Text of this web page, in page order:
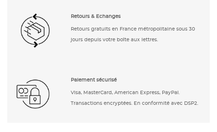
Retours & Echanges
Retours gratuits en France métropolitaine sous 30
jours depuis votre boîte aux lettres.
Paiement sécurisé
Visa, MasterCard, American Express, PayPal.
Transactions encryptées. En conformité avec DSP2.